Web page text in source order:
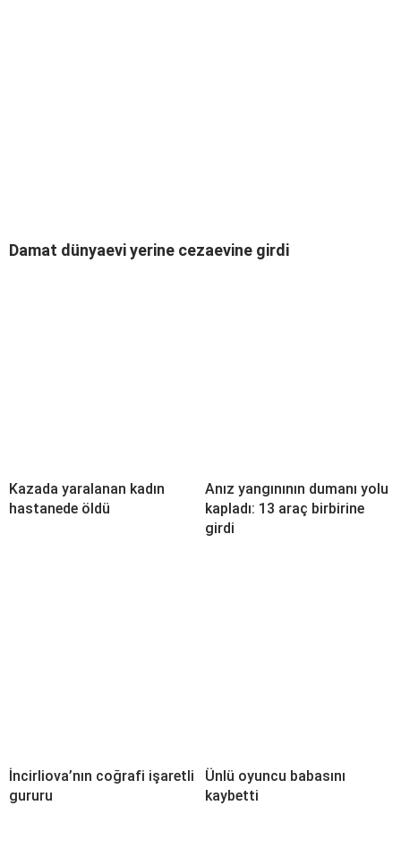
Damat dünyaevi yerine cezaevine girdi
Kazada yaralanan kadın
hastanede öldü
Anız yangınının dumanı yolu
kapladı: 13 araç birbirine
girdi
İncirliova’nın coğrafi işaretli
gururu
Ünlü oyuncu babasını
kaybetti